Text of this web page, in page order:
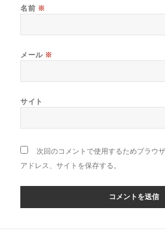
名前 ※
メール ※
サイト
次回のコメントで使用するためブラウ
アドレス、サイトを保存する。